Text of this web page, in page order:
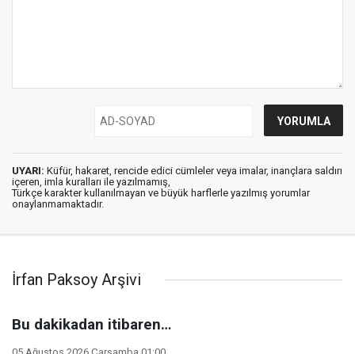
UYARI: Küfür, hakaret, rencide edici cümleler veya imalar, inançlara saldırı
içeren, imla kuralları ile yazılmamış,
Türkçe karakter kullanılmayan ve büyük harflerle yazılmış yorumlar
onaylanmamaktadır.
İrfan Paksoy Arşivi
Bu dakikadan itibaren…